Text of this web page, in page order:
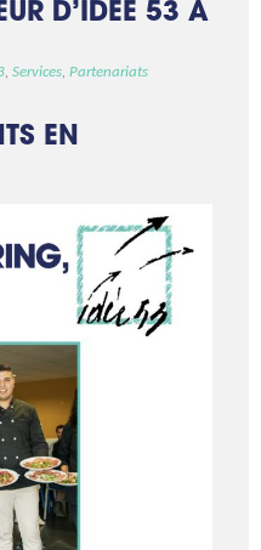
D’IDÉE 53 À
, Services, Partenariats
EN